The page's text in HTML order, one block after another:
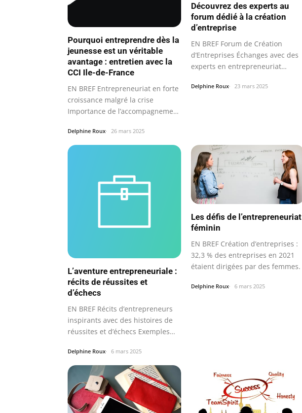
Pourquoi entreprendre dès la
jeunesse est un véritable
avantage : entretien avec la
CCI Ile-de-France
EN BREF Entrepreneuriat en forte
croissance malgré la crise
Importance de l’accompagnement
Delphine Roux 26 mars 2025
Découvrez des experts au
forum dédié à la création
d’entreprise
EN BREF Forum de Création
d’Entreprises Échanges avec des
experts en entrepreneuriat
Delphine Roux 23 mars 2025
L’aventure entrepreneuriale :
récits de réussites et
d’échecs
EN BREF Récits d’entrepreneurs
inspirants avec des histoires de
réussites et d’échecs Exemples
Delphine Roux 6 mars 2025
Les défis de l’entrepreneuriat
féminin
EN BREF Création d’entreprises :
32,3 % des entreprises en 2021
étaient dirigées par des femmes.
Delphine Roux 6 mars 2025